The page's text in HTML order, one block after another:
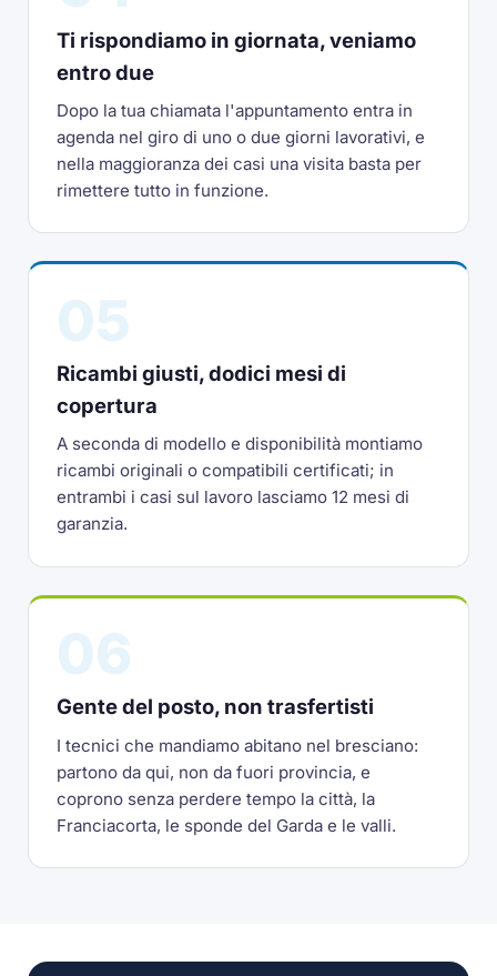
Ti rispondiamo in giornata, veniamo
entro due
Dopo la tua chiamata l'appuntamento entra in
agenda nel giro di uno o due giorni lavorativi, e
nella maggioranza dei casi una visita basta per
rimettere tutto in funzione.
Ricambi giusti, dodici mesi di
copertura
A seconda di modello e disponibilità montiamo
ricambi originali o compatibili certificati; in
entrambi i casi sul lavoro lasciamo 12 mesi di
garanzia.
Gente del posto, non trasfertisti
I tecnici che mandiamo abitano nel bresciano:
partono da qui, non da fuori provincia, e
coprono senza perdere tempo la città, la
Franciacorta, le sponde del Garda e le valli.